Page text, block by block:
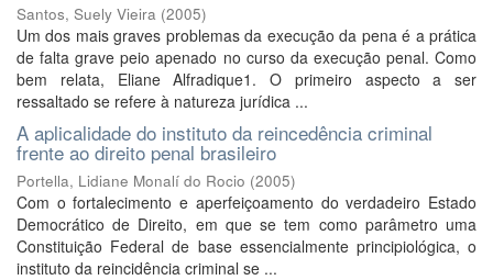
Santos, Suely Vieira (2005)
Um dos mais graves problemas da execução da pena é a prática
de falta grave peio apenado no curso da execução penal. Como
bem relata, Eliane Alfradique1. O primeiro aspecto a ser
ressaltado se refere à natureza jurídica ...
A aplicalidade do instituto da reincedência criminal
frente ao direito penal brasileiro
Portella, Lidiane Monalí do Rocio (2005)
Com o fortalecimento e aperfeiçoamento do verdadeiro Estado
Democrático de Direito, em que se tem como parâmetro uma
Constituição Federal de base essencialmente principiológica, o
instituto da reincidência criminal se ...